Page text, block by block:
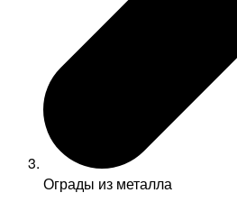
Ограды из металла